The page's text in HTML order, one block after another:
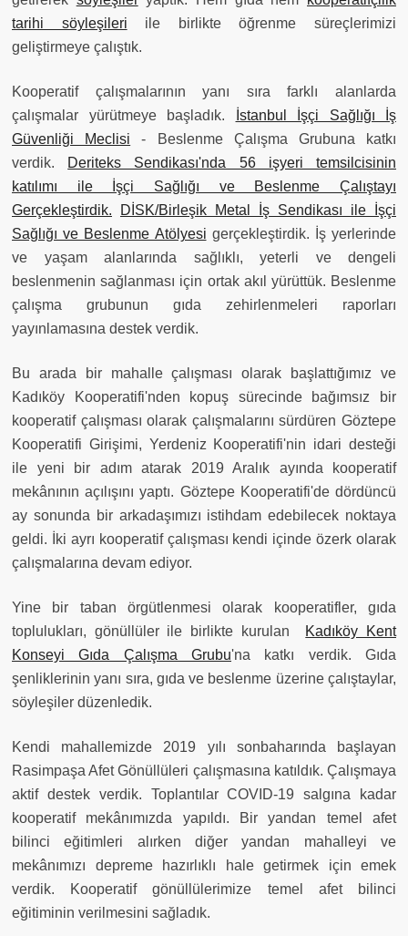
tarihi söyleşileri ile birlikte öğrenme süreçlerimizi
geliştirmeye çalıştık.
Kooperatif çalışmalarının yanı sıra farklı alanlarda
çalışmalar yürütmeye başladık.
İstanbul İşçi Sağlığı İş
Güvenliği Meclisi - Beslenme Çalışma Grubuna katkı
verdik.
Deriteks Sendikası'nda 56 işyeri temsilcisinin
katılımı ile İşçi Sağlığı ve Beslenme Çalıştayı
Gerçekleştirdik.
DİSK/Birleşik Metal İş Sendikası ile İşçi
Sağlığı ve Beslenme Atölyesi gerçekleştirdik. İş yerlerinde
ve yaşam alanlarında sağlıklı, yeterli ve dengeli
beslenmenin sağlanması için ortak akıl yürüttük. Beslenme
çalışma grubunun gıda zehirlenmeleri raporları
yayınlamasına destek verdik.
Bu arada bir mahalle çalışması olarak başlattığımız ve
Kadıköy Kooperatifi'nden kopuş sürecinde bağımsız bir
kooperatif çalışması olarak çalışmalarını sürdüren Göztepe
Kooperatifi Girişimi, Yerdeniz Kooperatifi'nin idari desteği
ile yeni bir adım atarak 2019 Aralık ayında kooperatif
mekânının açılışını yaptı. Göztepe Kooperatifi'de dördüncü
ay sonunda bir arkadaşımızı istihdam edebilecek noktaya
geldi. İki ayrı kooperatif çalışması kendi içinde özerk olarak
çalışmalarına devam ediyor.
Yine bir taban örgütlenmesi olarak kooperatifler, gıda
toplulukları, gönüllüler ile birlikte kurulan
Kadıköy Kent
Konseyi Gıda Çalışma Grubu'na katkı verdik. Gıda
şenliklerinin yanı sıra, gıda ve beslenme üzerine çalıştaylar,
söyleşiler düzenledik.
Kendi mahallemizde 2019 yılı sonbaharında başlayan
Rasimpaşa Afet Gönüllüleri çalışmasına katıldık. Çalışmaya
aktif destek verdik. Toplantılar COVID-19 salgına kadar
kooperatif mekânımızda yapıldı. Bir yandan temel afet
bilinci eğitimleri alırken diğer yandan mahalleyi ve
mekânımızı depreme hazırlıklı hale getirmek için emek
verdik. Kooperatif gönüllülerimize temel afet bilinci
eğitiminin verilmesini sağladık.